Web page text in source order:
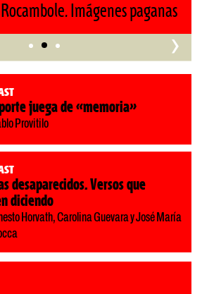
nos retrocede al
›
juega de «memoria»
Provitilo
desaparecidos. Versos que
diciendo
Horvath, Carolina Guevara y José María